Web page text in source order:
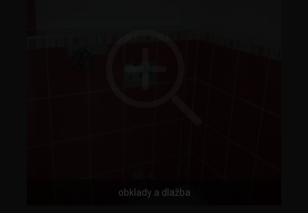
obklady a dlažba